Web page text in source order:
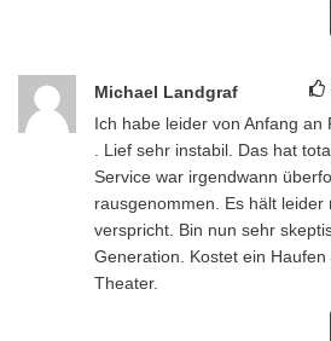
Michael Landgraf
Ich habe leider von Anfang an
. Lief sehr instabil. Das hat
Service war irgendwann
rausgenommen. Es hält leider
verspricht. Bin nun sehr
Generation. Kostet ein
Theater.